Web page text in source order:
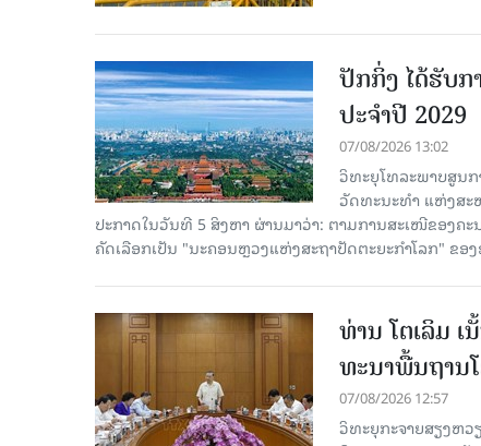
ປັກກິ່ງ ໄດ້ຮັບກ
ປະຈຳປີ 2029
07/08/2026 13:02
ວິທະຍຸໂທລະພາບສູນກ
ວັດທະນະທຳ ແຫ່ງສະ
ປະກາດໃນວັນທີ 5 ສິງຫາ ຜ່ານມາວ່າ: ຕາມການສະເໜີຂອງຄ
ຄັດ​ເລືອກເປັນ "ນະຄອນຫຼວງແຫ່ງສະຖາປັດຕະຍະກຳໂລກ" ຂອ
ທ່ານ ໂຕ​ເລິມ
ທະ​ນາ​ພື້ນ​ຖານ​
07/08/2026 12:57
ວິທະຍຸກະຈາຍສຽງຫວ